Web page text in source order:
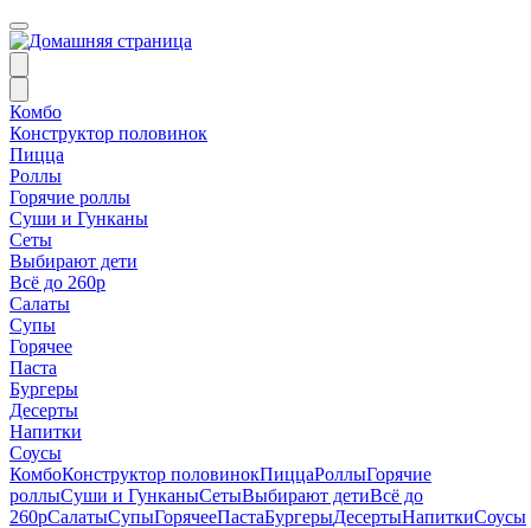
Комбо
Конструктор половинок
Пицца
Роллы
Горячие роллы
Суши и Гунканы
Сеты
Выбирают дети
Всё до 260р
Салаты
Супы
Горячее
Паста
Бургеры
Десерты
Напитки
Соусы
КомбоКонструктор половинокПиццаРоллыГорячие
роллыСуши и ГунканыСетыВыбирают детиВсё до
260рСалатыСупыГорячееПастаБургерыДесертыНапиткиСоусы